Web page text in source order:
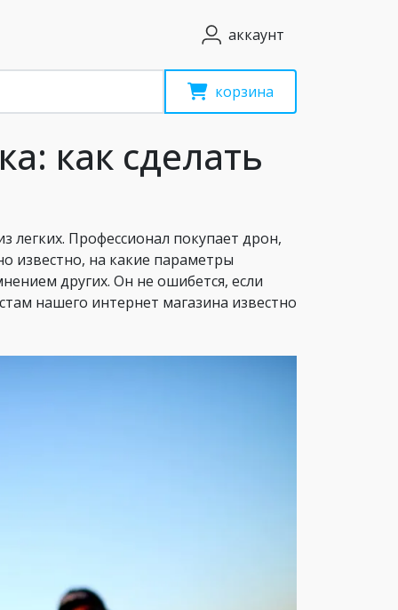
аккаунт
корзина
как сделать
Профессионал покупает дрон,
известно, на какие параметры
других. Он не ошибется, если
нашего интернет магазина известно